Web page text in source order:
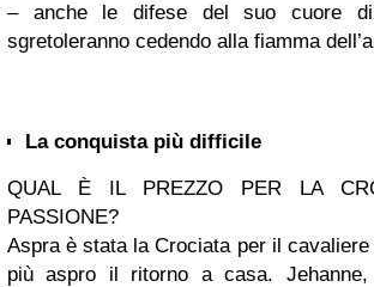
– anche le difese del suo cuore
sgretoleranno cedendo alla fiamma
La conquista più difficile
QUAL È IL PREZZO PER LA
PASSIONE?
Aspra è stata la Crociata per il cavaliere
più aspro il ritorno a casa.